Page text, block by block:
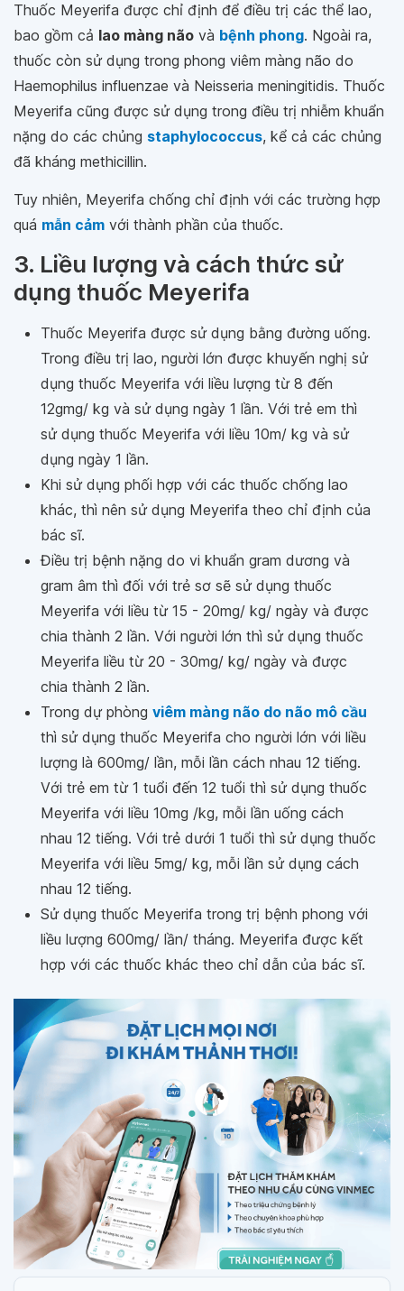
Thuốc Meyerifa được chỉ định để điều trị các thể lao,
bao gồm cả lao màng não và bệnh phong. Ngoài ra,
thuốc còn sử dụng trong phong viêm màng não do
Haemophilus influenzae và Neisseria meningitidis. Thuốc
Meyerifa cũng được sử dụng trong điều trị nhiễm khuẩn
nặng do các chủng staphylococcus, kể cả các chủng
đã kháng methicillin.
Tuy nhiên, Meyerifa chống chỉ định với các trường hợp
quá mẫn cảm với thành phần của thuốc.
3. Liều lượng và cách thức sử
dụng thuốc Meyerifa
Thuốc Meyerifa được sử dụng bằng đường uống.
Trong điều trị lao, người lớn được khuyến nghị sử
dụng thuốc Meyerifa với liều lượng từ 8 đến
12gmg/ kg và sử dụng ngày 1 lần. Với trẻ em thì
sử dụng thuốc Meyerifa với liều 10m/ kg và sử
dụng ngày 1 lần.
Khi sử dụng phối hợp với các thuốc chống lao
khác, thì nên sử dụng Meyerifa theo chỉ định của
bác sĩ.
Điều trị bệnh nặng do vi khuẩn gram dương và
gram âm thì đối với trẻ sơ sẽ sử dụng thuốc
Meyerifa với liều từ 15 - 20mg/ kg/ ngày và được
chia thành 2 lần. Với người lớn thì sử dụng thuốc
Meyerifa liều từ 20 - 30mg/ kg/ ngày và được
chia thành 2 lần.
Trong dự phòng viêm màng não do não mô cầu
thì sử dụng thuốc Meyerifa cho người lớn với liều
lượng là 600mg/ lần, mỗi lần cách nhau 12 tiếng.
Với trẻ em từ 1 tuổi đến 12 tuổi thì sử dụng thuốc
Meyerifa với liều 10mg /kg, mỗi lần uống cách
nhau 12 tiếng. Với trẻ dưới 1 tuổi thì sử dụng thuốc
Meyerifa với liều 5mg/ kg, mỗi lần sử dụng cách
nhau 12 tiếng.
Sử dụng thuốc Meyerifa trong trị bệnh phong với
liều lượng 600mg/ lần/ tháng. Meyerifa được kết
hợp với các thuốc khác theo chỉ dẫn của bác sĩ.